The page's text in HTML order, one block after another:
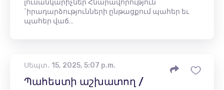
լուսանկարիչներ Հնարավորություն
`իրադարձությունների ընթացքում պահեր եւ
պահեր վաճ…
Սեպտ․ 15, 2025, 5:07 p.m.
Պահեստի աշխատող /